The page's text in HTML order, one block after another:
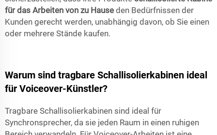
für das Arbeiten von zu Hause den Bedürfnissen der
Kunden gerecht werden, unabhängig davon, ob Sie einen
oder mehrere Stände kaufen.
Warum sind tragbare Schallisolierkabinen ideal
für Voiceover-Künstler?
Tragbare Schallisolierkabinen sind ideal für
Synchronsprecher, da sie jeden Raum in einen ruhigen